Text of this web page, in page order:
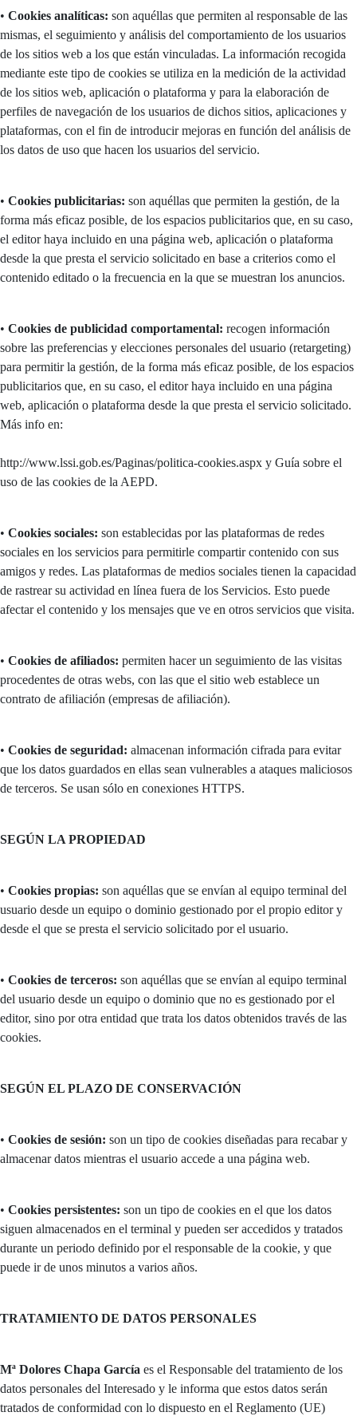
• Cookies analíticas: son aquéllas que permiten al responsable de las
mismas, el seguimiento y análisis del comportamiento de los usuarios
de los sitios web a los que están vinculadas. La información recogida
mediante este tipo de cookies se utiliza en la medición de la actividad
de los sitios web, aplicación o plataforma y para la elaboración de
perfiles de navegación de los usuarios de dichos sitios, aplicaciones y
plataformas, con el fin de introducir mejoras en función del análisis de
los datos de uso que hacen los usuarios del servicio.
• Cookies publicitarias: son aquéllas que permiten la gestión, de la
forma más eficaz posible, de los espacios publicitarios que, en su caso,
el editor haya incluido en una página web, aplicación o plataforma
desde la que presta el servicio solicitado en base a criterios como el
contenido editado o la frecuencia en la que se muestran los anuncios.
• Cookies de publicidad comportamental: recogen información
sobre las preferencias y elecciones personales del usuario (retargeting)
para permitir la gestión, de la forma más eficaz posible, de los espacios
publicitarios que, en su caso, el editor haya incluido en una página
web, aplicación o plataforma desde la que presta el servicio solicitado.
Más info en:
http://www.lssi.gob.es/Paginas/politica-cookies.aspx y Guía sobre el
uso de las cookies de la AEPD.
• Cookies sociales: son establecidas por las plataformas de redes
sociales en los servicios para permitirle compartir contenido con sus
amigos y redes. Las plataformas de medios sociales tienen la capacidad
de rastrear su actividad en línea fuera de los Servicios. Esto puede
afectar el contenido y los mensajes que ve en otros servicios que visita.
• Cookies de afiliados: permiten hacer un seguimiento de las visitas
procedentes de otras webs, con las que el sitio web establece un
contrato de afiliación (empresas de afiliación).
• Cookies de seguridad: almacenan información cifrada para evitar
que los datos guardados en ellas sean vulnerables a ataques maliciosos
de terceros. Se usan sólo en conexiones HTTPS.
SEGÚN LA PROPIEDAD
• Cookies propias: son aquéllas que se envían al equipo terminal del
usuario desde un equipo o dominio gestionado por el propio editor y
desde el que se presta el servicio solicitado por el usuario.
• Cookies de terceros: son aquéllas que se envían al equipo terminal
del usuario desde un equipo o dominio que no es gestionado por el
editor, sino por otra entidad que trata los datos obtenidos través de las
cookies.
SEGÚN EL PLAZO DE CONSERVACIÓN
• Cookies de sesión: son un tipo de cookies diseñadas para recabar y
almacenar datos mientras el usuario accede a una página web.
• Cookies persistentes: son un tipo de cookies en el que los datos
siguen almacenados en el terminal y pueden ser accedidos y tratados
durante un periodo definido por el responsable de la cookie, y que
puede ir de unos minutos a varios años.
TRATAMIENTO DE DATOS PERSONALES
Mª Dolores Chapa García es el Responsable del tratamiento de los
datos personales del Interesado y le informa que estos datos serán
tratados de conformidad con lo dispuesto en el Reglamento (UE)